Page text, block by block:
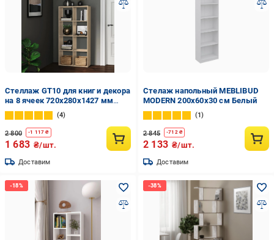
Стеллаж GT10 для книг и декора
на 8 ячеек 720х280х1427 мм
ДСП 16 мм Дуб Сонома
(20320160)
4
2 800 -1 117 ₴
1 683 ₴/шт.
Доставим
Стелаж напольный MEBLIBUD
MODERN 200х60х30 см Белый
1
2 845 -712₴
2 133 ₴/шт.
Доставим